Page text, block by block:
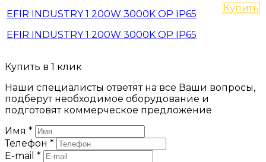
EFIR INDUSTRY 1 200W 3000K OP IP65
EFIR INDUSTRY 1 200W 3000K OP IP65
Купить
Купить в 1 клик
Наши специалисты ответят на все Ваши вопросы,
подберут необходимое оборудование и
подготовят коммерческое предложение
Имя *
Телефон *
E-mail *